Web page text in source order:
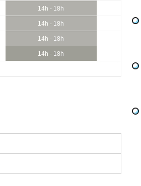
14h - 18h
14h - 18h
14h - 18h
14h - 18h